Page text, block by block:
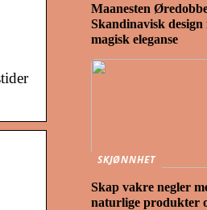
Maanesten
Skandinavisk design
magisk eleganse
SKJØNNHET
Skap vakre negler
naturlige produkter